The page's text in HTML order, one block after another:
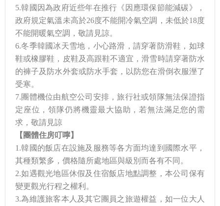
5.韓國因為政府近些年在推行《因應環保節能減碳》，
政府規定氣溫未高於26度不能開冷氣空調，未低於18度
不能開暖氣空調，敬請見諒。
6.冬季韓國冰天雪地，小心路滑，請穿著防滑鞋，如球
鞋或橡膠鞋，皮鞋及高跟鞋不適宜，滑雪時請穿著防水
的褲子及防水外套或防水手套，以防您在滑倒衣服溼了
受寒。
7.團體機位由航空公司安排，旅行社或領隊無法保證指
定座位，領隊仍將機靈最大協助，若無法滿足您的需
求，敬請見諒
【團體住房叮嚀】
1.韓國的飯店在設施及服務等各方面均達到國際水平，
其種類繁多，價格隨所處地區與級別而各有不同。
2.如遇觀光地區休假及住宿飯店地點調整，本公司保有
變更觀光行程之權利。
3.為維護旅客本人及其它團員之旅遊權益，如一位大人